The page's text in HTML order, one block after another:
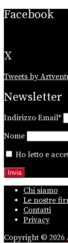
Facebook
X
Tweets by
Newsletter
Indirizzo Email*
Nome
Ho letto e
Chi siamo
Le nostre
Contatti
Privacy
Copyright © 2026